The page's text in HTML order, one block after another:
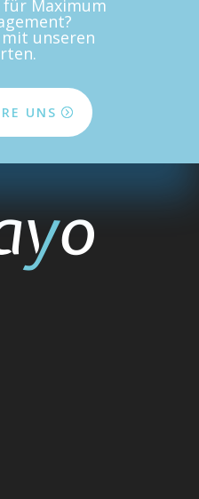
Maximum
unseren
UNS